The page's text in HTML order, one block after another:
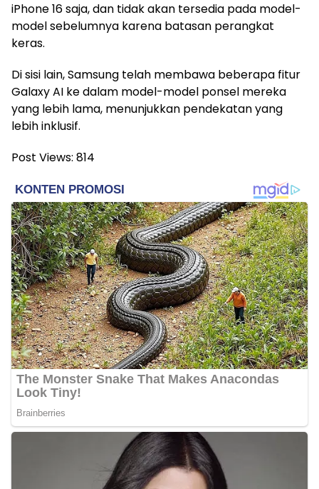
iPhone 16 saja, dan tidak akan tersedia pada model-
model sebelumnya karena batasan perangkat
keras.
Di sisi lain, Samsung telah membawa beberapa fitur
Galaxy AI ke dalam model-model ponsel mereka
yang lebih lama, menunjukkan pendekatan yang
lebih inklusif.
Post Views: 814